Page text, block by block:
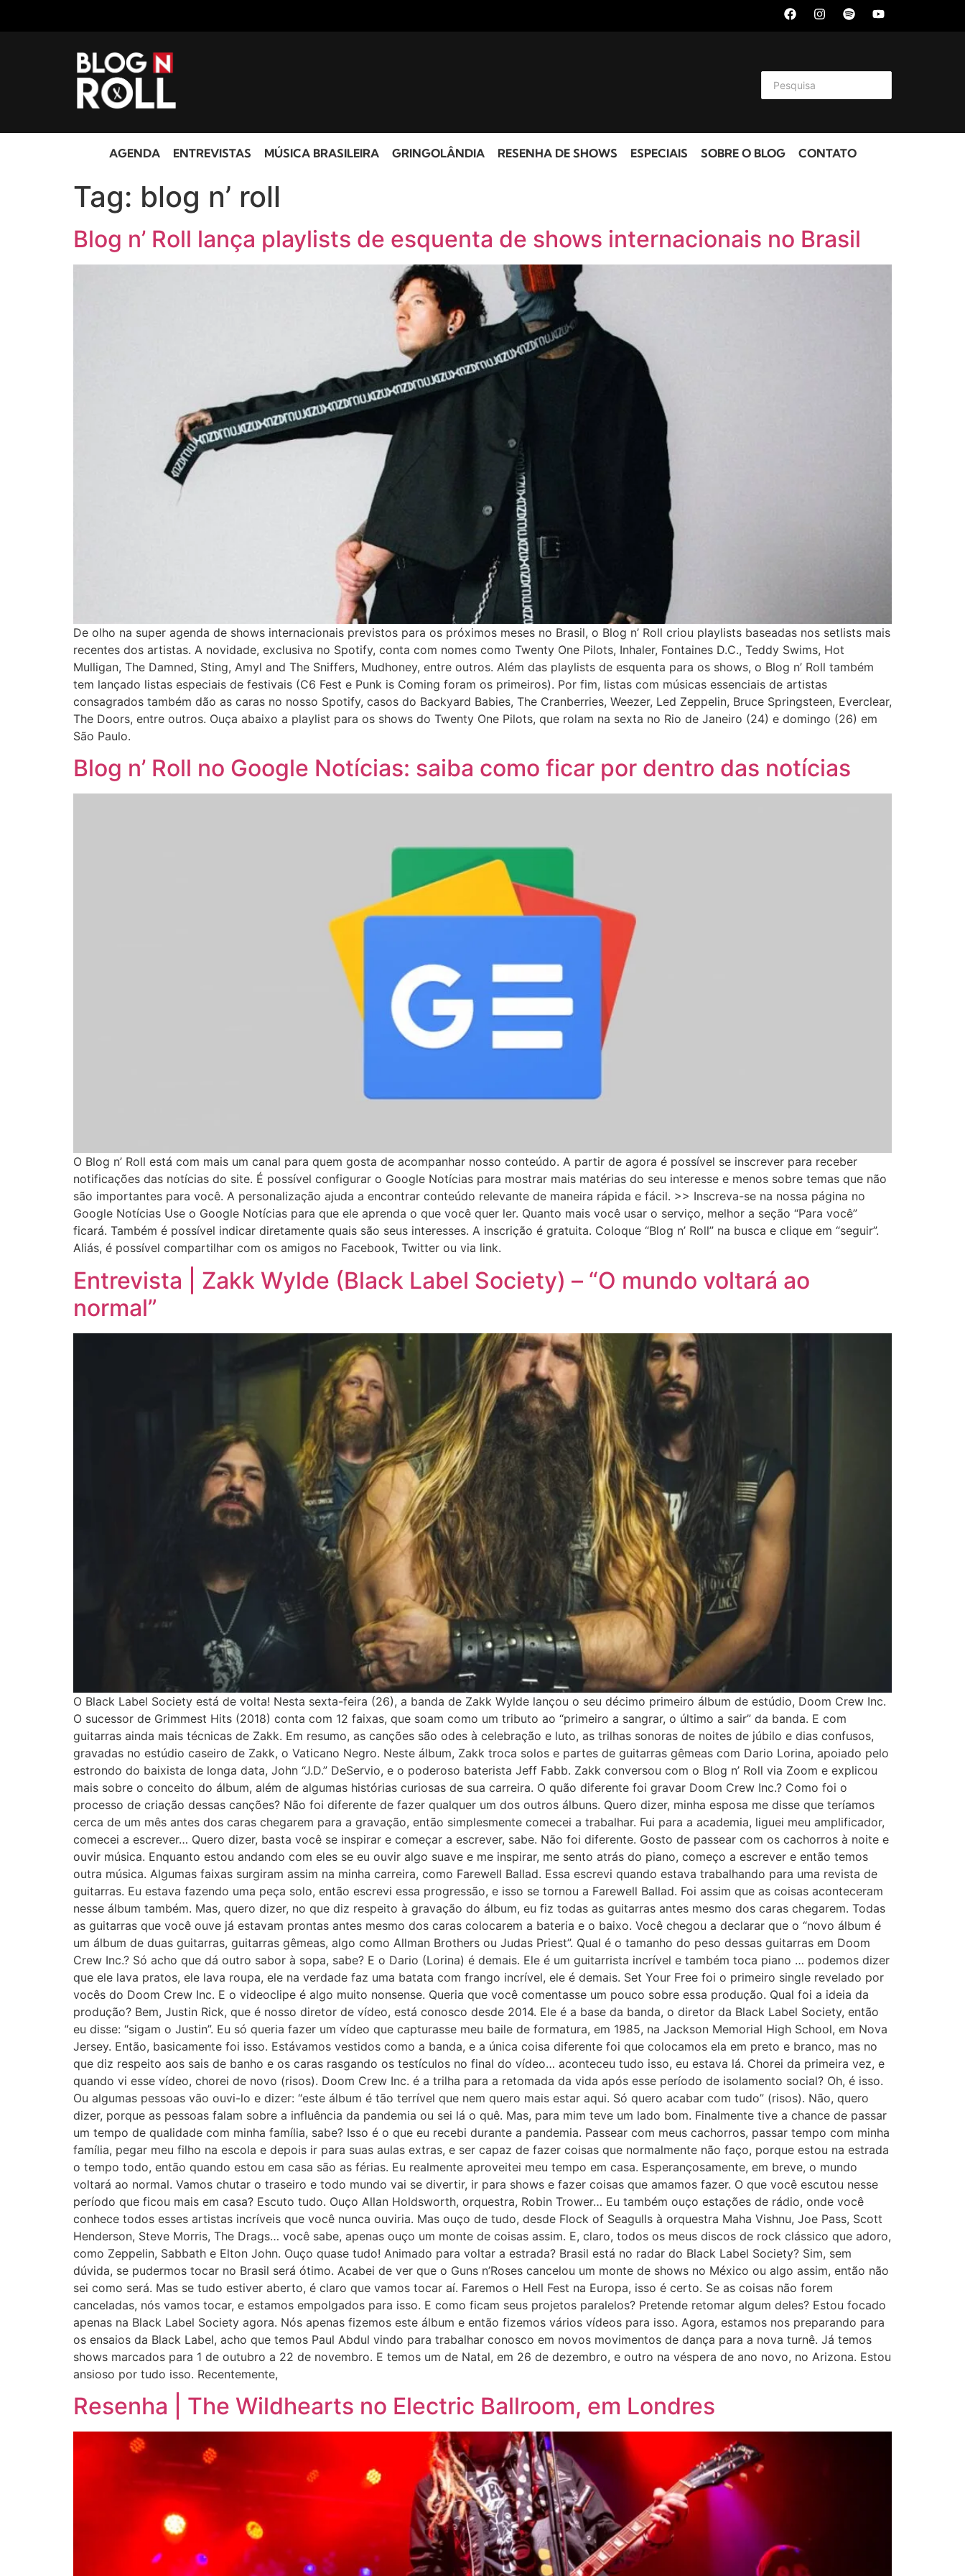
AGENDA ENTREVISTAS MÚSICA BRASILEIRA GRINGOLÂNDIA RESENHA DE SHOWS ESPECIAIS SOBRE O BLOG CONTATO
Tag: blog n’ roll
Blog n’ Roll lança playlists de esquenta de shows internacionais no Brasil
De olho na super agenda de shows internacionais previstos para os próximos meses no Brasil, o Blog n’ Roll criou playlists baseadas nos setlists mais
recentes dos artistas. A novidade, exclusiva no Spotify, conta com nomes como Twenty One Pilots, Inhaler, Fontaines D.C., Teddy Swims, Hot
Mulligan, The Damned, Sting, Amyl and The Sniffers, Mudhoney, entre outros. Além das playlists de esquenta para os shows, o Blog n’ Roll também
tem lançado listas especiais de festivais (C6 Fest e Punk is Coming foram os primeiros). Por fim, listas com músicas essenciais de artistas
consagrados também dão as caras no nosso Spotify, casos do Backyard Babies, The Cranberries, Weezer, Led Zeppelin, Bruce Springsteen, Everclear,
The Doors, entre outros. Ouça abaixo a playlist para os shows do Twenty One Pilots, que rolam na sexta no Rio de Janeiro (24) e domingo (26) em
São Paulo.
Blog n’ Roll no Google Notícias: saiba como ficar por dentro das notícias
O Blog n’ Roll está com mais um canal para quem gosta de acompanhar nosso conteúdo. A partir de agora é possível se inscrever para receber
notificações das notícias do site. É possível configurar o Google Notícias para mostrar mais matérias do seu interesse e menos sobre temas que não
são importantes para você. A personalização ajuda a encontrar conteúdo relevante de maneira rápida e fácil. >> Inscreva-se na nossa página no
Google Notícias Use o Google Notícias para que ele aprenda o que você quer ler. Quanto mais você usar o serviço, melhor a seção “Para você”
ficará. Também é possível indicar diretamente quais são seus interesses. A inscrição é gratuita. Coloque “Blog n’ Roll” na busca e clique em “seguir”.
Aliás, é possível compartilhar com os amigos no Facebook, Twitter ou via link.
Entrevista | Zakk Wylde (Black Label Society) – “O mundo voltará ao
normal”
O Black Label Society está de volta! Nesta sexta-feira (26), a banda de Zakk Wylde lançou o seu décimo primeiro álbum de estúdio, Doom Crew Inc.
O sucessor de Grimmest Hits (2018) conta com 12 faixas, que soam como um tributo ao “primeiro a sangrar, o último a sair” da banda. E com
guitarras ainda mais técnicas de Zakk. Em resumo, as canções são odes à celebração e luto, as trilhas sonoras de noites de júbilo e dias confusos,
gravadas no estúdio caseiro de Zakk, o Vaticano Negro. Neste álbum, Zakk troca solos e partes de guitarras gêmeas com Dario Lorina, apoiado pelo
estrondo do baixista de longa data, John “J.D.” DeServio, e o poderoso baterista Jeff Fabb. Zakk conversou com o Blog n’ Roll via Zoom e explicou
mais sobre o conceito do álbum, além de algumas histórias curiosas de sua carreira. O quão diferente foi gravar Doom Crew Inc.? Como foi o
processo de criação dessas canções? Não foi diferente de fazer qualquer um dos outros álbuns. Quero dizer, minha esposa me disse que teríamos
cerca de um mês antes dos caras chegarem para a gravação, então simplesmente comecei a trabalhar. Fui para a academia, liguei meu amplificador,
comecei a escrever… Quero dizer, basta você se inspirar e começar a escrever, sabe. Não foi diferente. Gosto de passear com os cachorros à noite e
ouvir música. Enquanto estou andando com eles se eu ouvir algo suave e me inspirar, me sento atrás do piano, começo a escrever e então temos
outra música. Algumas faixas surgiram assim na minha carreira, como Farewell Ballad. Essa escrevi quando estava trabalhando para uma revista de
guitarras. Eu estava fazendo uma peça solo, então escrevi essa progressão, e isso se tornou a Farewell Ballad. Foi assim que as coisas aconteceram
nesse álbum também. Mas, quero dizer, no que diz respeito à gravação do álbum, eu fiz todas as guitarras antes mesmo dos caras chegarem. Todas
as guitarras que você ouve já estavam prontas antes mesmo dos caras colocarem a bateria e o baixo. Você chegou a declarar que o “novo álbum é
um álbum de duas guitarras, guitarras gêmeas, algo como Allman Brothers ou Judas Priest”. Qual é o tamanho do peso dessas guitarras em Doom
Crew Inc.? Só acho que dá outro sabor à sopa, sabe? E o Dario (Lorina) é demais. Ele é um guitarrista incrível e também toca piano … podemos dizer
que ele lava pratos, ele lava roupa, ele na verdade faz uma batata com frango incrível, ele é demais. Set Your Free foi o primeiro single revelado por
vocês do Doom Crew Inc. E o videoclipe é algo muito nonsense. Queria que você comentasse um pouco sobre essa produção. Qual foi a ideia da
produção? Bem, Justin Rick, que é nosso diretor de vídeo, está conosco desde 2014. Ele é a base da banda, o diretor da Black Label Society, então
eu disse: “sigam o Justin”. Eu só queria fazer um vídeo que capturasse meu baile de formatura, em 1985, na Jackson Memorial High School, em Nova
Jersey. Então, basicamente foi isso. Estávamos vestidos como a banda, e a única coisa diferente foi que colocamos ela em preto e branco, mas no
que diz respeito aos sais de banho e os caras rasgando os testículos no final do vídeo… aconteceu tudo isso, eu estava lá. Chorei da primeira vez, e
quando vi esse vídeo, chorei de novo (risos). Doom Crew Inc. é a trilha para a retomada da vida após esse período de isolamento social? Oh, é isso.
Ou algumas pessoas vão ouvi-lo e dizer: “este álbum é tão terrível que nem quero mais estar aqui. Só quero acabar com tudo” (risos). Não, quero
dizer, porque as pessoas falam sobre a influência da pandemia ou sei lá o quê. Mas, para mim teve um lado bom. Finalmente tive a chance de passar
um tempo de qualidade com minha família, sabe? Isso é o que eu recebi durante a pandemia. Passear com meus cachorros, passar tempo com minha
família, pegar meu filho na escola e depois ir para suas aulas extras, e ser capaz de fazer coisas que normalmente não faço, porque estou na estrada
o tempo todo, então quando estou em casa são as férias. Eu realmente aproveitei meu tempo em casa. Esperançosamente, em breve, o mundo
voltará ao normal. Vamos chutar o traseiro e todo mundo vai se divertir, ir para shows e fazer coisas que amamos fazer. O que você escutou nesse
período que ficou mais em casa? Escuto tudo. Ouço Allan Holdsworth, orquestra, Robin Trower… Eu também ouço estações de rádio, onde você
conhece todos esses artistas incríveis que você nunca ouviria. Mas ouço de tudo, desde Flock of Seagulls à orquestra Maha Vishnu, Joe Pass, Scott
Henderson, Steve Morris, The Drags… você sabe, apenas ouço um monte de coisas assim. E, claro, todos os meus discos de rock clássico que adoro,
como Zeppelin, Sabbath e Elton John. Ouço quase tudo! Animado para voltar a estrada? Brasil está no radar do Black Label Society? Sim, sem
dúvida, se pudermos tocar no Brasil será ótimo. Acabei de ver que o Guns n’Roses cancelou um monte de shows no México ou algo assim, então não
sei como será. Mas se tudo estiver aberto, é claro que vamos tocar aí. Faremos o Hell Fest na Europa, isso é certo. Se as coisas não forem
canceladas, nós vamos tocar, e estamos empolgados para isso. E como ficam seus projetos paralelos? Pretende retomar algum deles? Estou focado
apenas na Black Label Society agora. Nós apenas fizemos este álbum e então fizemos vários vídeos para isso. Agora, estamos nos preparando para
os ensaios da Black Label, acho que temos Paul Abdul vindo para trabalhar conosco em novos movimentos de dança para a nova turnê. Já temos
shows marcados para 1 de outubro a 22 de novembro. E temos um de Natal, em 26 de dezembro, e outro na véspera de ano novo, no Arizona. Estou
ansioso por tudo isso. Recentemente,
Resenha | The Wildhearts no Electric Ballroom, em Londres